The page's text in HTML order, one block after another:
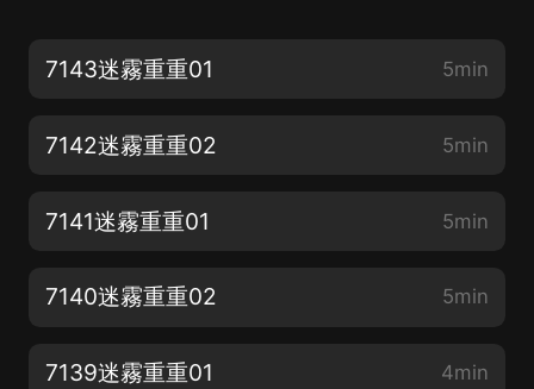
7143迷霧重重01 5min
7142迷霧重重02 5min
7141迷霧重重01 5min
7140迷霧重重02 5min
7139迷霧重重01 4min